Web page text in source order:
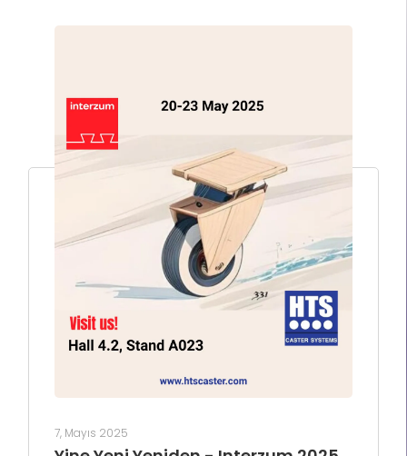
7, Mayıs 2025